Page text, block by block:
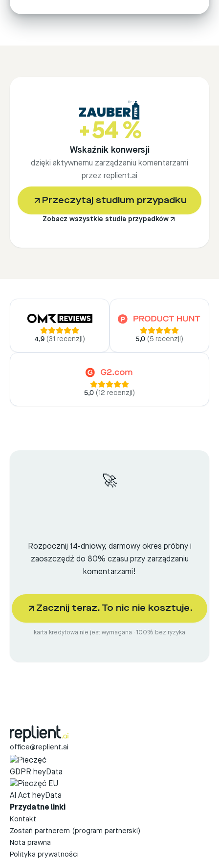
+54 %
Wskaźnik konwersji
dzięki aktywnemu zarządzaniu komentarzami
przez replient.ai
Przeczytaj studium przypadku
Zobacz wszystkie studia przypadków
4,9(31 recenzji) 5,0 (5 recenzji)
5,0 (12 recenzji)
🚀
Rozpocznij 14-dniowy, darmowy okres próbny i
zaoszczędź do 80% czasu przy zarządzaniu
komentarzami!
Zacznij teraz. To nic nie kosztuje.
karta kredytowa nie jest wymagana · 100% bez ryzyka
office@replient.ai
Przydatne linki
Kontakt
Zostań partnerem (program partnerski)
Nota prawna
Polityka prywatności